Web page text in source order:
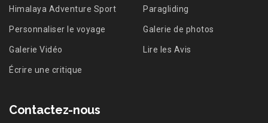
Himalaya Adventure Sport Paragliding
Personnaliser le voyage Galerie de photos
Galerie Vidéo Lire les Avis
Écrire une critique
Contactez-nous